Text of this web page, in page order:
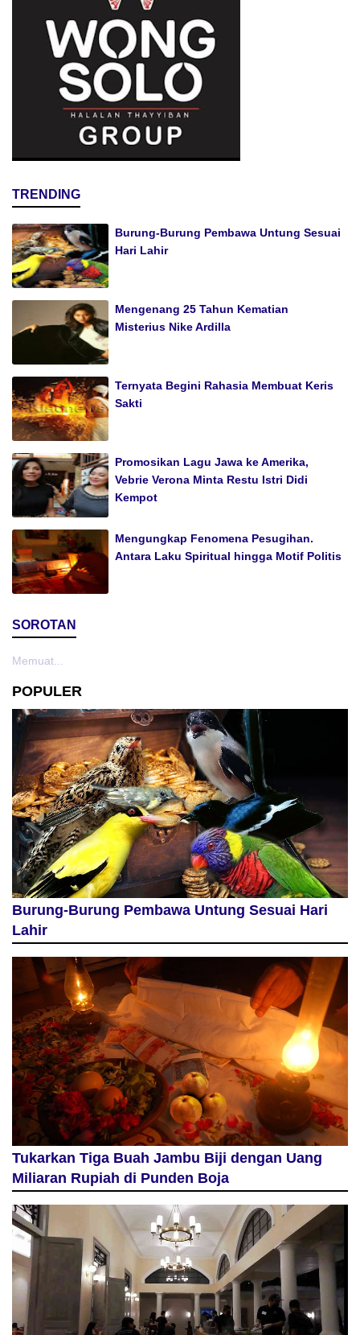
TRENDING
Burung-Burung Pembawa Untung Sesuai
Hari Lahir
Mengenang 25 Tahun Kematian
Misterius Nike Ardilla
Ternyata Begini Rahasia Membuat Keris
Sakti
Promosikan Lagu Jawa ke Amerika,
Vebrie Verona Minta Restu Istri Didi
Kempot
Mengungkap Fenomena Pesugihan.
Antara Laku Spiritual hingga Motif Politis
SOROTAN
Memuat...
POPULER
Burung-Burung Pembawa Untung Sesuai Hari
Lahir
Tukarkan Tiga Buah Jambu Biji dengan Uang
Miliaran Rupiah di Punden Boja